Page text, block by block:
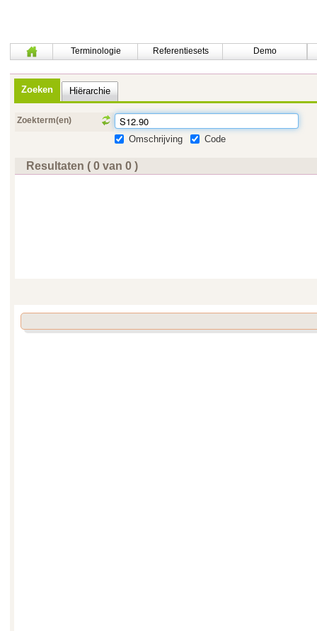
Terminologie Referentiesets Demo
Zoeken Hiërarchie
Zoekterm(en)
Omschrijving Code
Resultaten ( 0 van 0 )